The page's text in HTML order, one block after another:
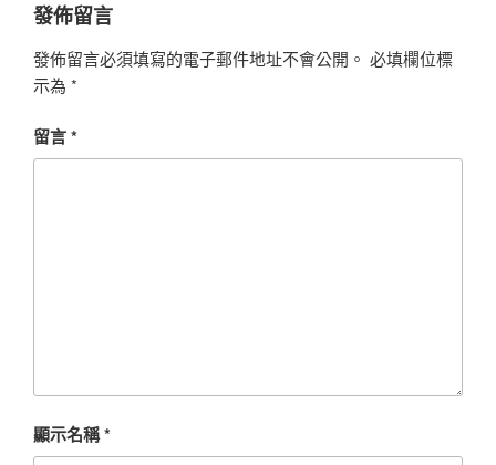
發佈留言
發佈留言必須填寫的電子郵件地址不會公開。 必填欄位標
示為 *
留言*
顯示名稱*